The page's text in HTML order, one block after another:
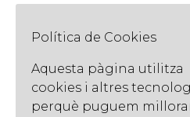
Gespa artificial i
combinació
familiar
30 de maig de 2024
La gespa artificial s'ha
alternativa cada cop
Política de Cookies
Aquesta pàgina utilitza
cookies i altres
perquè puguem